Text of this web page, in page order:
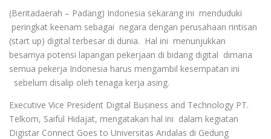
(Beritadaerah – Padang) Indonesia sekarang ini menduduki
peringkat keenam sebagai negara dengan perusahaan rintisan
(start up) digital terbesar di dunia. Hal ini menunjukkan
besarnya potensi lapangan pekerjaan di bidang digital dimana
semua pekerja Indonesia harus mengambil kesempatan ini
sebelum disalip oleh tenaga kerja asing.
Executive Vice President Digital Business and Technology PT.
Telkom, Saiful Hidajat, mengatakan hal ini dalam kegiatan
Digistar Connect Goes to Universitas Andalas di Gedung